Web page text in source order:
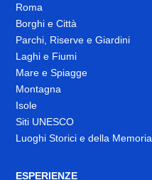
Roma
Borghi e Città
Parchi, Riserve e Giardini
Laghi e Fiumi
Mare e Spiagge
Montagna
Isole
Siti UNESCO
Luoghi Storici e della Memoria
ESPERIENZE